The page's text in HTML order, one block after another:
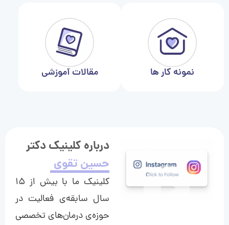
نمونه کار ها مقالات آموزشی
درباره کلینیک دکتر
حسین تقوی
کلینیک ما با بیش از ۱۵
سال سابقه‌ی فعالیت در
حوزه‌ی درمان‌های تخصصی